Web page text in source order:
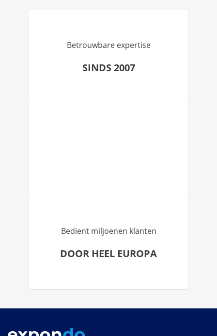
Betrouwbare expertise
SINDS 2007
Bedient miljoenen klanten
DOOR HEEL EUROPA